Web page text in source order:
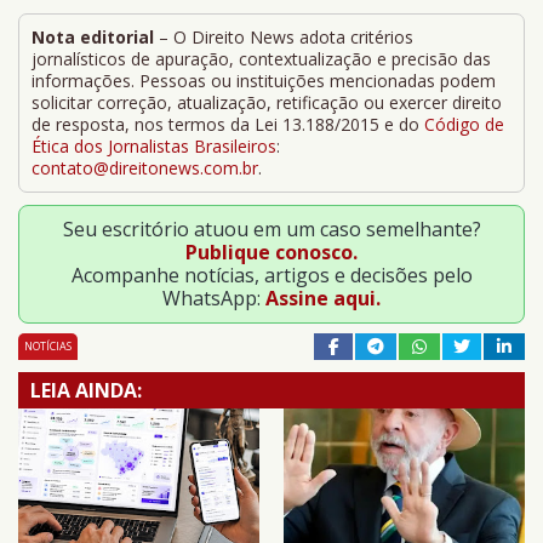
Nota editorial – O Direito News adota critérios
jornalísticos de apuração, contextualização e precisão das
informações. Pessoas ou instituições mencionadas podem
solicitar correção, atualização, retificação ou exercer direito
de resposta, nos termos da Lei 13.188/2015 e do Código de
Ética dos Jornalistas Brasileiros:
contato@direitonews.com.br.
Seu escritório atuou em um caso semelhante?
Publique conosco.
Acompanhe notícias, artigos e decisões pelo
WhatsApp: Assine aqui.
NOTÍCIAS
LEIA AINDA: